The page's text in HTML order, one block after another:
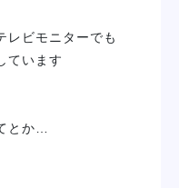
レビモニターでも
ています
とか…